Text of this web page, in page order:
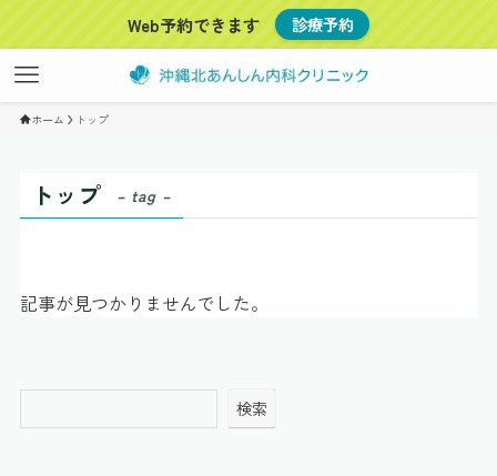
Web予約できます 診療予約
ホーム トップ
トップ – tag –
記事が見つかりませんでした。
検索